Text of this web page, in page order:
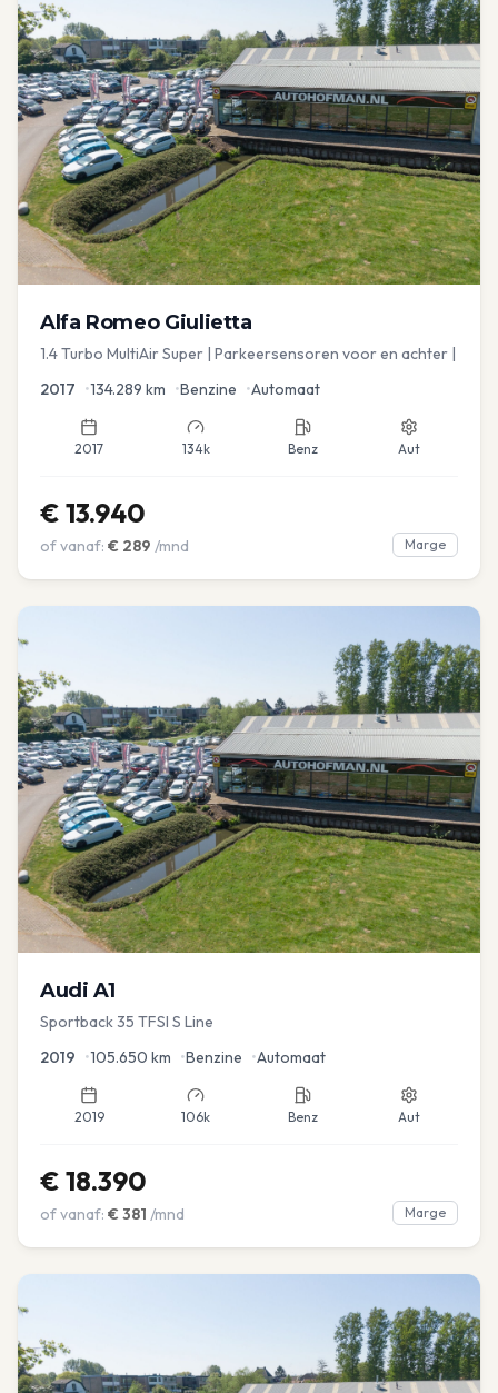
Alfa Romeo Giulietta
1.4 Turbo MultiAir Super | Parkeersensoren voor en achter |
2017 •134.289 km •Benzine •Automaat
2017 134k Benz Aut
€ 13.940
of vanaf: € 289 /mnd Marge
Audi A1
Sportback 35 TFSI S Line
2019 •105.650 km •Benzine •Automaat
2019 106k Benz Aut
€ 18.390
of vanaf: € 381 /mnd Marge